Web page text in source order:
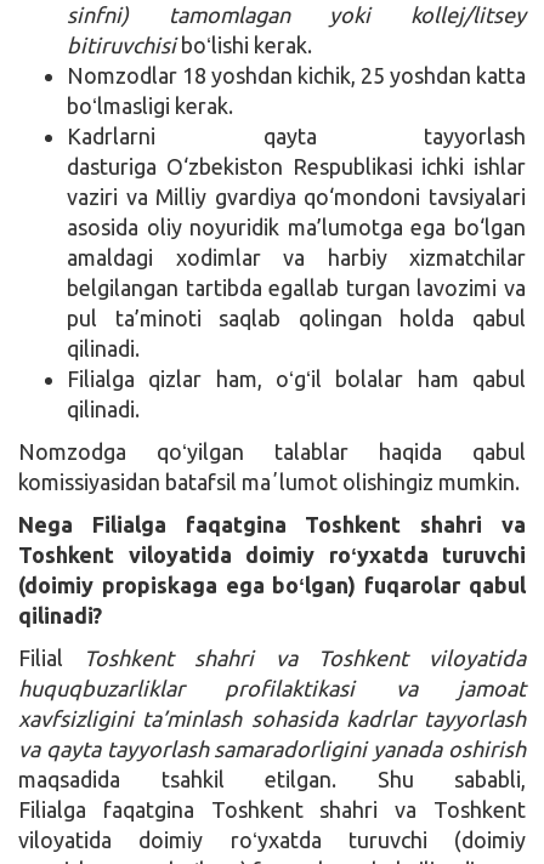
sinfni) tamomlagan yoki kollej/litsey
bitiruvchisiboʻlishi kerak.
Nomzodlar 18 yoshdan kichik, 25 yoshdan katta
boʻlmasligi kerak.
Kadrlarni qayta tayyorlash
dasturiga O‘zbekiston Respublikasi ichki ishlar
vaziri va Milliy gvardiya qo‘mondoni tavsiyalari
asosida oliy noyuridik ma’lumotga ega bo‘lgan
amaldagi xodimlar va harbiy xizmatchilar
belgilangan tartibda egallab turgan lavozimi va
pul ta’minoti saqlab qolingan holda qabul
qilinadi.
Filialga qizlar ham, oʻgʻil bolalar ham qabul
qilinadi.
Nomzodga qoʻyilgan talablar haqida qabul
komissiyasidan batafsil maʼlumot olishingiz mumkin.
Nega Filialga faqatgina Toshkent shahri va
Toshkent viloyatida doimiy roʻyxatda turuvchi
(doimiy propiskaga ega boʻlgan) fuqarolar qabul
qilinadi?
Filial
Toshkent shahri va Toshkent viloyatida
huquqbuzarliklar profilaktikasi va jamoat
xavfsizligini ta’minlash sohasida kadrlar tayyorlash
va qayta tayyorlash samaradorligini yanada oshirish
maqsadida tsahkil etilgan. Shu sababli,
Filialga faqatgina Toshkent shahri va Toshkent
viloyatida doimiy roʻyxatda turuvchi (doimiy